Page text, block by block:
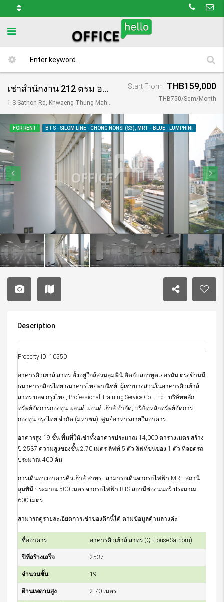
เช่าสำนักงาน 212 ตรม อาคารคิวเฮ้าส์ สาทร/ Q House Sathorn
1 S Sathon Rd, Khwaeng Thung Maha Mek, Khet Sathon, Krung Thep Maha Nakhon 10120, Thailand
Start From THB159,000
THB750/Sqm/Month
FOR RENT BTS - SILOM LINE - CHONG NONSI (S3), MRT - BLUE - LUMPHINI
Description
Property ID: 10550
อาคารคิวเฮาส์ สาทร ตั้งอยู่ใกล้สวนลุมพินี ติดกับสถาทูตเยอรมัน ตรงข้ามมี
ธนาคารกสิกรไทย ธนาคารไทยพาณิชย์, ผู้เช่าบางส่วนในอาคารคิวเฮ้าส์
สาทร บลจ.กรุงไทย, Professional Training Service Co., Ltd., บริษัทหลัก
ทรัพย์จัดการกองทุน แลนด์ แอนด์ เฮ้าส์ จำกัด, บริษัทหลักทรัพย์จัดการ
กองทุน กรุงไทย จำกัด (มหาชน), ศูนย์อาหารภายในอาคาร
อาคารสูง 19 ชั้น พื้นที่ให้เช่าทั้งอาคารประมาณ 14,000 ตารางเมตร สร้าง
ปี 2537 ความสูงของชั้้น 2.70 เมตร ลิฟท์ 5 ตัว ลิฟท์ขนของ 1 ตัว ที่จอดรถ
ประมาณ 400 คัน
การเดินทางอาคารคิวเฮ้าส์ สาทร : สามารถเดินจากรถไฟฟ้า MRT สถานี
ลุมพินี ประมาณ 500 เมตร จากรถไฟฟ้า BTS สถานีช่องนนทรี ประมาณ
600 เมตร
สามารถดูรายละเอียดการเช่าของตึกนี้ได้ ตามข้อมูลด้านล่างค่ะ
ชื่ออาคาร อาคารคิวเฮ้าส์ สาทร (Q House Sathorn)
ปีที่สร้างเสร็จ 2537
จำนวนชั้น 19
ฝ้านเพดานสูง 2.70 เมตร